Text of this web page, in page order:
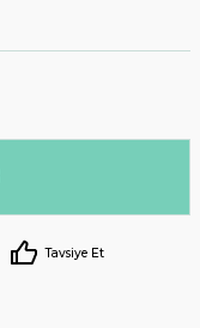
Tavsiye Et